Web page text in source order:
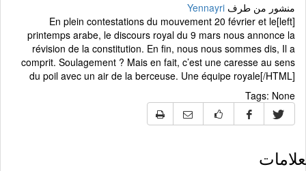
منشور من طرفYennayri
[left]En plein contestations du mouvement 20 février et le
printemps arabe, le discours royal du 9 mars nous annonce la
révision de la constitution. En fin, nous nous sommes dis, Il a
comprit. Soulagement ? Mais en fait, c’est une caresse au sens
du poil avec un air de la berceuse. Une équipe royale[/HTML]
Tags:None